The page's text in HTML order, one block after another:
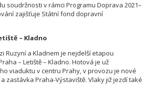
soudržnosti v rámci Programu Doprava 2021–
zajišťuje Státní fond dopravní
– Kladno
Ruzyní a Kladnem je nejdelší etapou
– Letiště – Kladno. Hotová je už
viaduktu v centru Prahy, v provozu je nové
zastávka Praha-Výstaviště. Vlaky již jezdí také